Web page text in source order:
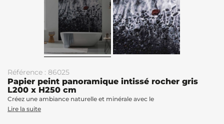
Référence : 86025
Papier peint panoramique intissé rocher gris
L200 x H250 cm
Créez une ambiance naturelle et minérale avec le
Lire la suite